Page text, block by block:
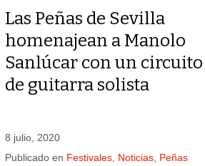
Las Peñas de Sevilla
homenajean a Manolo
Sanlúcar con un circuito
de guitarra solista
8 julio, 2020
Publicado en Festivales Noticias Peñas